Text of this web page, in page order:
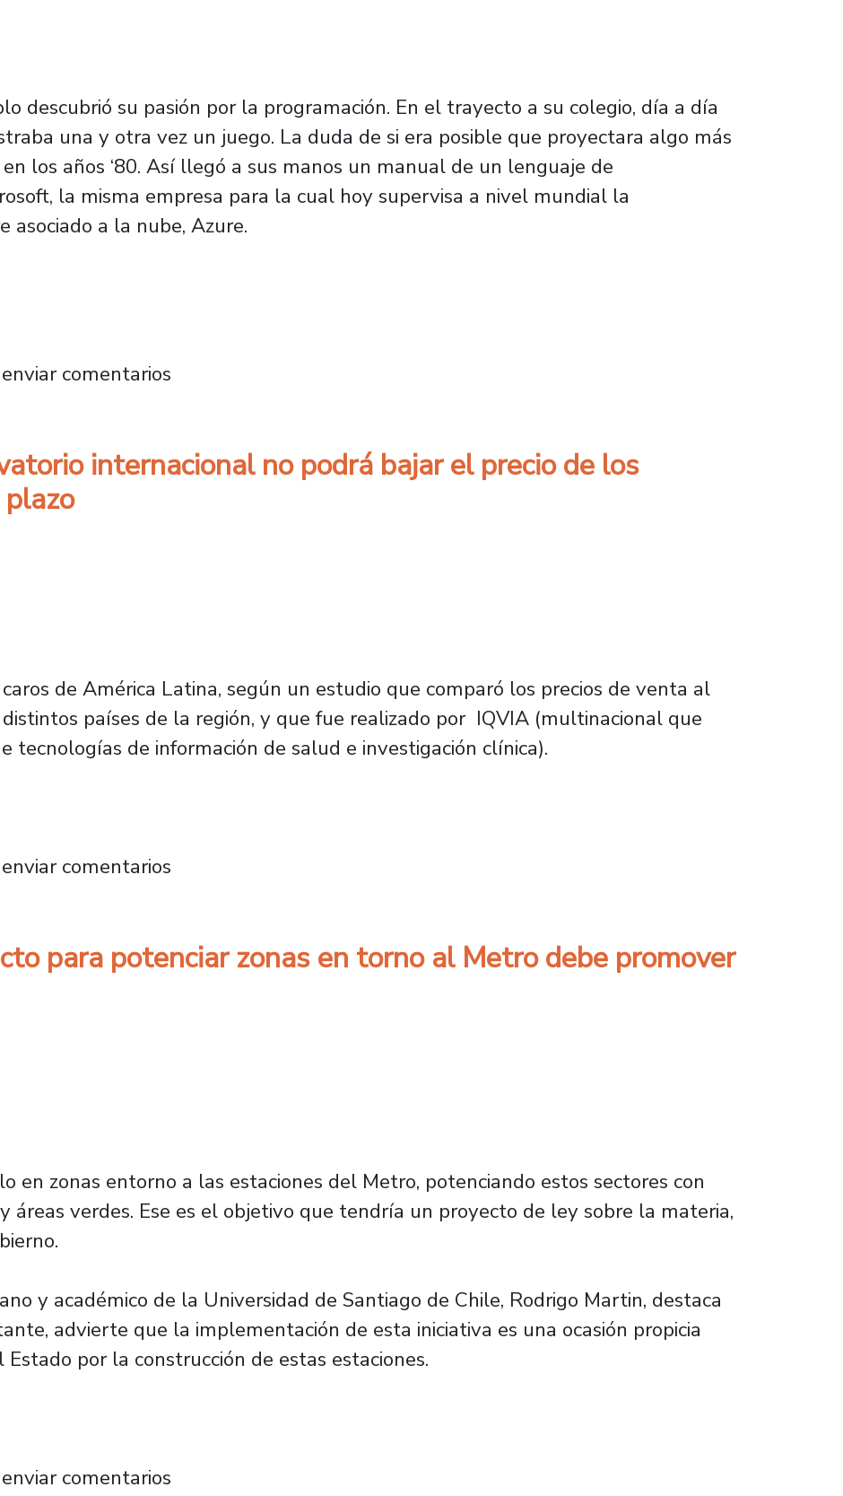
descubrió su pasión por la programación. En el trayecto a su colegio, día a día
una y otra vez un juego. La duda de si era posible que proyectara algo más
los años ‘80. Así llegó a sus manos un manual de un lenguaje de
la misma empresa para la cual hoy supervisa a nivel mundial la
a la nube, Azure.
Gatica, egresado y Senior Technical Program Manager en Microsoft: “La nube democratiza la
comentarios
internacional no podrá bajar el precio de los
de América Latina, según un estudio que comparó los precios de venta al
países de la región, y que fue realizado por IQVIA (multinacional que
tecnologías de información de salud e investigación clínica).
observatorio internacional no podrá bajar el precio de los fármacos en el corto plazo
comentarios
para potenciar zonas en torno al Metro debe promover
en zonas entorno a las estaciones del Metro, potenciando estos sectores con
áreas verdes. Ese es el objetivo que tendría un proyecto de ley sobre la materia,
y académico de la Universidad de Santiago de Chile, Rodrigo Martin, destaca
advierte que la implementación de esta iniciativa es una ocasión propicia
por la construcción de estas estaciones.
proyecto para potenciar zonas en torno al Metro debe promover la inversión pública
comentarios